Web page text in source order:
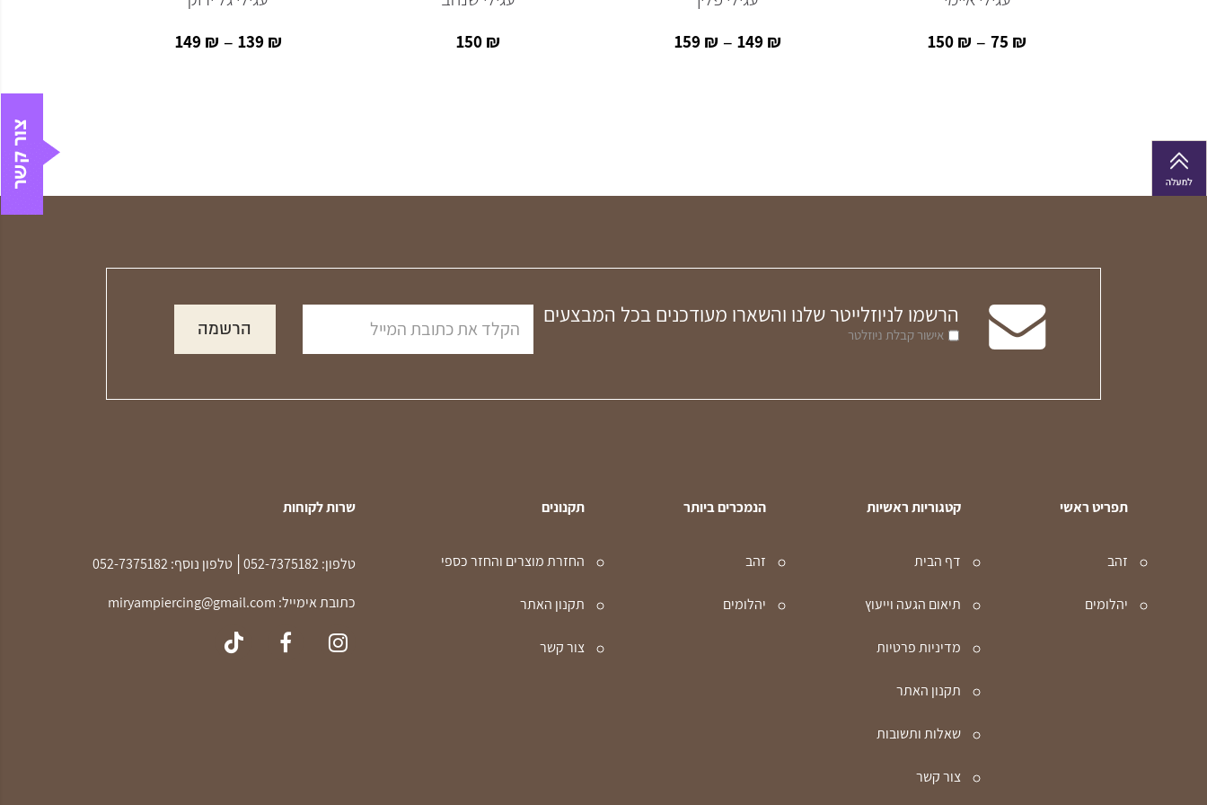
75 ₪
–
150 ₪
149 ₪
–
159 ₪
150 ₪
139 ₪
–
149 ₪
הרשמו לניוזלייטר שלנו והשארו מעודכנים בכל המבצעים
אישור קבלת ניוזלטר
תפריט ראשי
זהב
יהלומים
קטגוריות ראשיות
דף הבית
תיאום הגעה וייעוץ
מדיניות פרטיות
תקנון האתר
שאלות ותשובות
צור קשר
הנמכרים ביותר
זהב
יהלומים
תקנונים
החזרת מוצרים והחזר כספי
תקנון האתר
צור קשר
שרות לקוחות
טלפון:052-7375182
| טלפון נוסף:052-7375182
כתובת אימייל: miryampiercing@gmail.com